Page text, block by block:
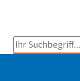
Suchbegriff